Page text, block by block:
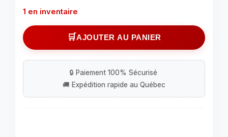
1 en inventaire
quantité
de
450
va
260watts
AJOUTER AU PANIER